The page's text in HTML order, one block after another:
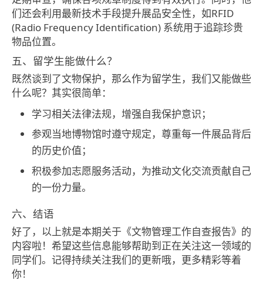
们还会利用最新技术手段提升展品安全性，如RFID
(Radio Frequency Identification) 系统用于追踪珍贵
物品位置。
五、留学生能做什么？
既然谈到了文物保护，那么作为留学生，我们又能做些
什么呢？其实很简单：
学习相关法律法规，增强自我保护意识；
参观当地博物馆时遵守规定，尊重每一件展品背后
的历史价值；
积极参加志愿服务活动，为推动文化交流贡献自己
的一份力量。
六、结语
好了，以上就是本期关于《文物管理工作自查报告》的
内容啦！希望这些信息能够帮助到正在关注这一领域的
同学们。记得持续关注我们的更新哦，更多精彩等着
你！